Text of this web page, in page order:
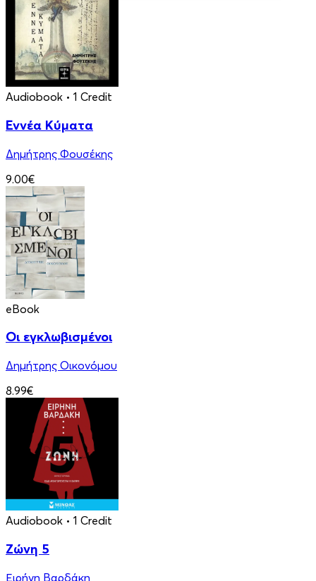
Audiobook • 1 Credit
Εννέα Κύματα
Δημήτρης Φουσέκης
9.00€
eBook
Οι εγκλωβισμένοι
Δημήτρης Οικονόμου
8.99€
Audiobook • 1 Credit
Ζώνη 5
Ειρήνη Βαρδάκη